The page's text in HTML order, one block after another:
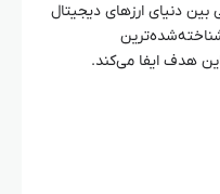
دنیای ارزهای دیجیتال
هدف ایفا می‌کند.